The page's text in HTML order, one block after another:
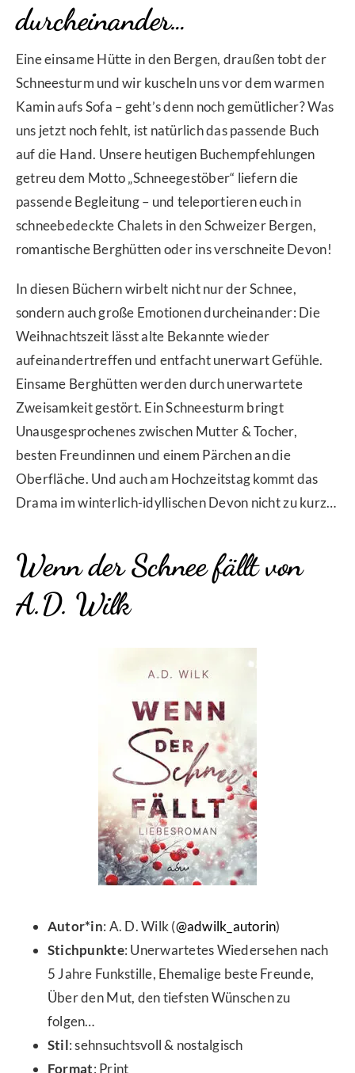
durcheinander…
Eine einsame Hütte in den Bergen, draußen tobt der
Schneesturm und wir kuscheln uns vor dem warmen
Kamin aufs Sofa – geht’s denn noch gemütlicher? Was
uns jetzt noch fehlt, ist natürlich das passende Buch
auf die Hand. Unsere heutigen Buchempfehlungen
getreu dem Motto „Schneegestöber“ liefern die
passende Begleitung – und teleportieren euch in
schneebedeckte Chalets in den Schweizer Bergen,
romantische Berghütten oder ins verschneite Devon!
In diesen Büchern wirbelt nicht nur der Schnee,
sondern auch große Emotionen durcheinander: Die
Weihnachtszeit lässt alte Bekannte wieder
aufeinandertreffen und entfacht unerwart Gefühle.
Einsame Berghütten werden durch unerwartete
Zweisamkeit gestört. Ein Schneesturm bringt
Unausgesprochenes zwischen Mutter & Tocher,
besten Freundinnen und einem Pärchen an die
Oberfläche. Und auch am Hochzeitstag kommt das
Drama imwinterlich-idyllischen Devon nicht zu kurz…
Wenn der Schnee fälltvon
A.D. Wilk
Autor*in: A. D. Wilk (@adwilk_autorin)
Stichpunkte: Unerwartetes Wiedersehen nach
5 Jahre Funkstille, Ehemalige beste Freunde,
Über den Mut, den tiefsten Wünschen zu
folgen…
Stil: sehnsuchtsvoll & nostalgisch
Format: Print